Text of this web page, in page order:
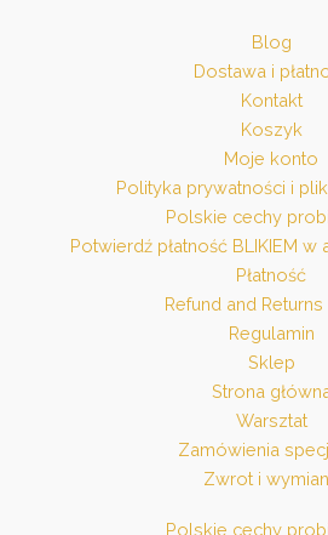
Blog
Dostawa i
Kontakt
Koszyk
Moje konto
Polityka prywatności i
Polskie cechy
Potwierdź płatność BLIKIEM
Płatność
Refund and
Regulamin
Sklep
Strona
Warsztat
Zamówienia
Zwrot i
Polskie cechy